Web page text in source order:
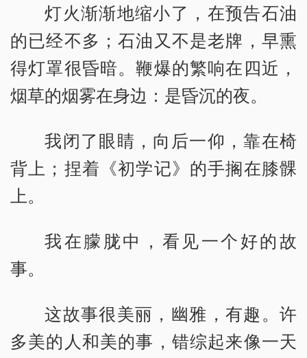
灯火渐渐地缩小了，在预告石油
的已经不多；石油又不是老牌，早熏
得灯罩很昏暗。鞭爆的繁响在四近，
烟草的烟雾在身边：是昏沉的夜。
我闭了眼睛，向后一仰，靠在椅
背上；捏着《初学记》的手搁在膝髁
上。
我在朦胧中，看见一个好的故
事。
这故事很美丽，幽雅，有趣。许
多美的人和美的事，错综起来像一天